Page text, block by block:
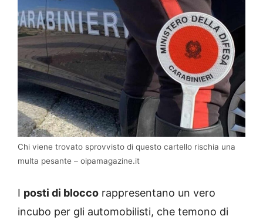
Chi viene trovato sprovvisto di questo cartello rischia una
multa pesante – oipamagazine.it
I posti di blocco rappresentano un vero
incubo per gli automobilisti, che temono di